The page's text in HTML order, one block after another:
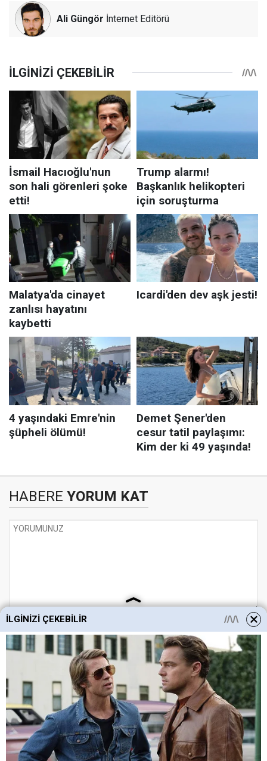
Ali Güngör İnternet Editörü
HABERE YORUM KAT
Küfür, hakaret, rencide edici cümleler veya imalar, inançlara saldırı
içeren, imla kuralları ile yazılmamış,
Türkçe karakter kullanılmayan ve büyük harflerle yazılmış yorumlar
onaylanmamaktadır.
İLGINIZI ÇEKEBILIR